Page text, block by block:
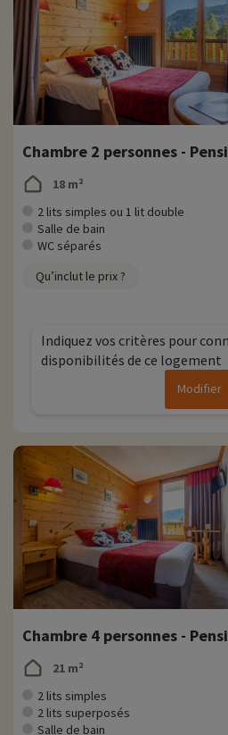
Après une bonne journée de ski ou de
piscine chauffée de la résidence qui
enfants pourront barboter l'été dans la
aurez également accès à l'espace
norvégien et un sauna pour une
salle de remise en forme vous est
musculation et fitness.
Vos enfants seront accueillis en club
participeront à des animations et
grands jeux, des activités sportives
artistiques et ludiques. Lors de la
seront accompagnés à l'école de ski de
billard, un baby-foot, un terrain de
Le restaurant
Vous profiterez d'une formule tout
simplicité avec les repas proposés
et compotes. Vous aurez la possibilité
auprès de la réception.
Découvrez la région et activités
La station de Saint Jean de Sixt est
d'hiver comme le ski, le snowboard ou
offre un cadre authentique centré
historique avec ses chalets
Profitez de la saison hivernale pour
laisser place aux activités de luge d'été
les lacs de la région comme le paddle,
encore le pédalo.
Chambre 2 personnes -
18 m²
2 lits simples ou 1 lit double
Salle de bain
WC séparés
Qu’inclut le prix ?
Indiquez vos critères pour
disponibilités de ce logement
Modifier
Chambre 4 personnes -
21 m²
2 lits simples
2 lits superposés
Salle de bain